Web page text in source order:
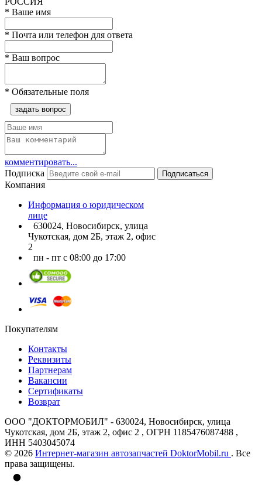
* Ваше имя
* Почта или телефон для ответа
* Ваш вопрос
* Обязательные поля
задать вопрос
комментировать...
Подписка
Подписаться
Компания
Информация о юридическом
лице
630024, Новосибирск, улица
Чукотская, дом 2Б, этаж 2, офис
2
пн - пт с 08:00 до 17:00
Покупателям
Контакты
Реквизиты
Партнерам
Вакансии
Сертификаты
Возврат
ООО "ДОКТОРМОБИЛ" - 630024, Новосибирск, улица
Чукотская, дом 2Б, этаж 2, офис 2 , ОГРН 1185476087488 ,
ИНН 5403045074
© 2026 Интернет-магазин автозапчастей DoktorMobil.ru . Все
права защищены.